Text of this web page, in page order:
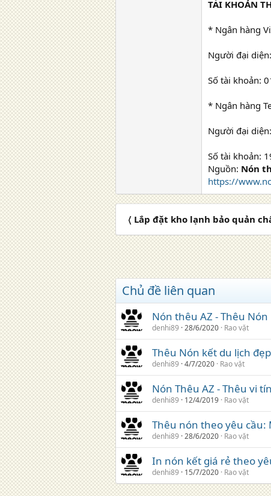
TÀI KHOẢN
* Ngân hàng
Người đại
Số tài khoản:
* Ngân hàng
Người đại
Số tài khoản:
Nguồn: Nón
https://
〈 Lắp đặt kho lạnh bảo quản
Chủ đề liên quan
Nón thêu AZ - Thêu
denhi89 28/6/2020 Rao vặt
Thêu Nón kết du lịch
denhi89 4/7/2020 Rao vặt
Nón Thêu AZ - Thêu vi
denhi89 12/4/2019 Rao vặt
Thêu nón theo yêu
denhi89 28/6/2020 Rao vặt
In nón kết giá rẻ theo
denhi89 15/7/2020 Rao vặt